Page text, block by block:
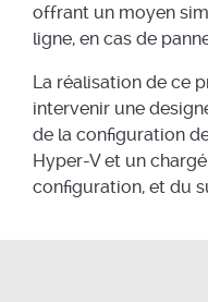
offrant un moyen
ligne, en cas de
La réalisation de ce
intervenir une
de la configuration
Hyper-V et un
configuration, et du